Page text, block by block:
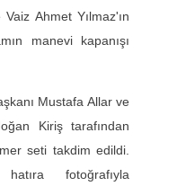
Ahmet Yılmaz'ın
manevi kapanışı
Mustafa Allar ve
Kiriş tarafından
seti takdim edildi.
fotoğrafıyla